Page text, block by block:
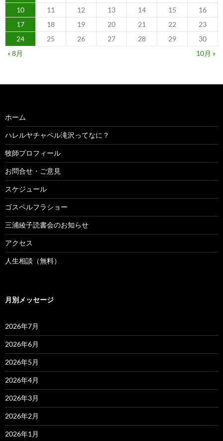
10
11 12 13 14 15
16
17
18 19 20 21 22
23
24
25 26 27 28 29
30
« 8月
10月 »
ホーム
ハレルヤチャペル滝沢ってなに？
牧師プロフィール
お問合せ・ご意見
スケジュール
ゴスペルフラショー
三浦綾子読書会のお知らせ
アクセス
人生相談（無料）
月別メッセージ
2026年7月
2026年6月
2026年5月
2026年4月
2026年3月
2026年2月
2026年1月